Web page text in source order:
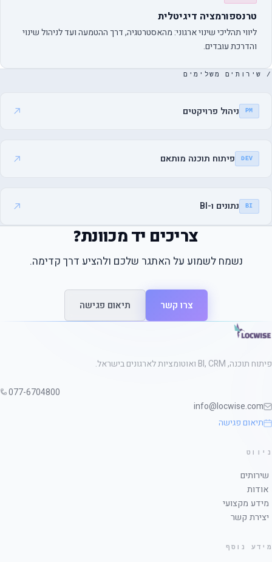
טרנספורמציה דיגיטלית
ליווי תהליכי שינוי ארגוני: מהאסטרטגיה, דרך ההטמעה ועד לניהול שינוי
והדרכת עובדים.
/ שירותים משלימים
PM ניהול פרויקטים
DEV פיתוח תוכנה מותאם
BI נתונים ו-BI
צריכים יד מכוונת?
נשמח לשמוע על האתגר שלכם ולהציע דרך קדימה.
צרו קשר תיאום פגישה
פיתוח תוכנה, BI, CRM ואוטומציות לארגונים בישראל.
077-6704800
info@locwise.com
תיאום פגישה
ניווט
שירותים
אודות
מידע מקצועי
יצירת קשר
מידע נוסף